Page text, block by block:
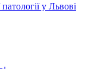
у Львові